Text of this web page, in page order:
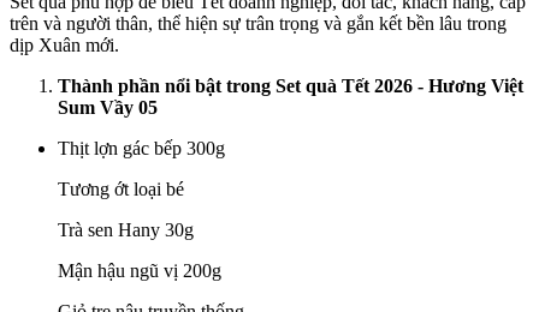
trên và người thân, thể hiện sự trân trọng và gắn kết bền lâu trong
dịp Xuân mới.
Thành phần nổi bật trong Set quà Tết 2026 - Hương Việt
Sum Vầy 05
Thịt lợn gác bếp 300g
Tương ớt loại bé
Trà sen Hany 30g
Mận hậu ngũ vị 200g